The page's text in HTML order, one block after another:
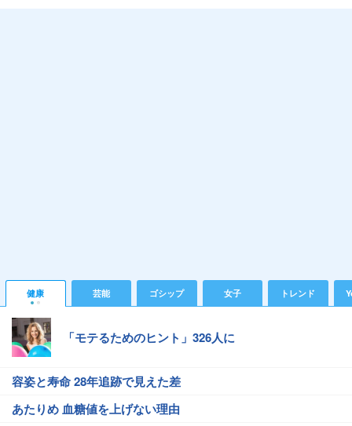
健康 芸能 ゴシップ 女子 トレンド
「モテるためのヒント」326人に
容姿と寿命 28年追跡で見えた差
あたりめ 血糖値を上げない理由